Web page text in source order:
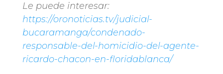
Le puede interesar:
https://oronoticias.tv/judicial-
bucaramanga/condenado-
responsable-del-homicidio-del-agente-
ricardo-chacon-en-floridablanca/